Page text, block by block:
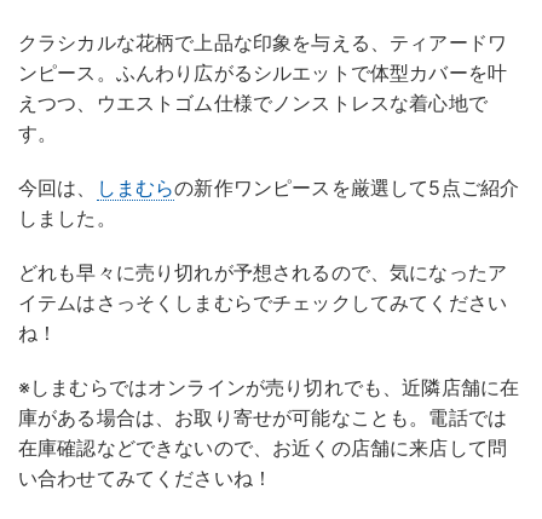
クラシカルな花柄で上品な印象を与える、ティアードワ
ンピース。ふんわり広がるシルエットで体型カバーを叶
えつつ、ウエストゴム仕様でノンストレスな着心地で
す。
今回は、 しまむらの新作ワンピースを厳選して5点ご紹介
しました。
どれも早々に売り切れが予想されるので、気になったア
イテムはさっそくしまむらでチェックしてみてください
ね！
※しまむらではオンラインが売り切れでも、近隣店舗に在
庫がある場合は、お取り寄せが可能なことも。電話では
在庫確認などできないので、お近くの店舗に来店して問
い合わせてみてくださいね！